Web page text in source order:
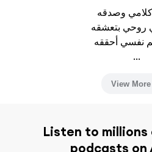
وصدقه
روحي بتعشقه
نفسي أحققه
...
View More
Listen to millions
podcasts on